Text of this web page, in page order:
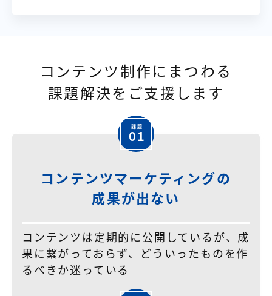
コンテンツ制作にまつわる
課題解決をご支援します
01
コンテンツマーケティングの
成果が出ない
コンテンツは定期的に公開しているが、成
果に繋がっておらず、どういったものを作
るべきか迷っている